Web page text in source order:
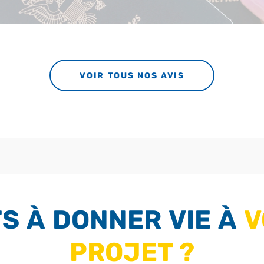
VOIR TOUS NOS AVIS
À DONNER VIE À
PROJET ?